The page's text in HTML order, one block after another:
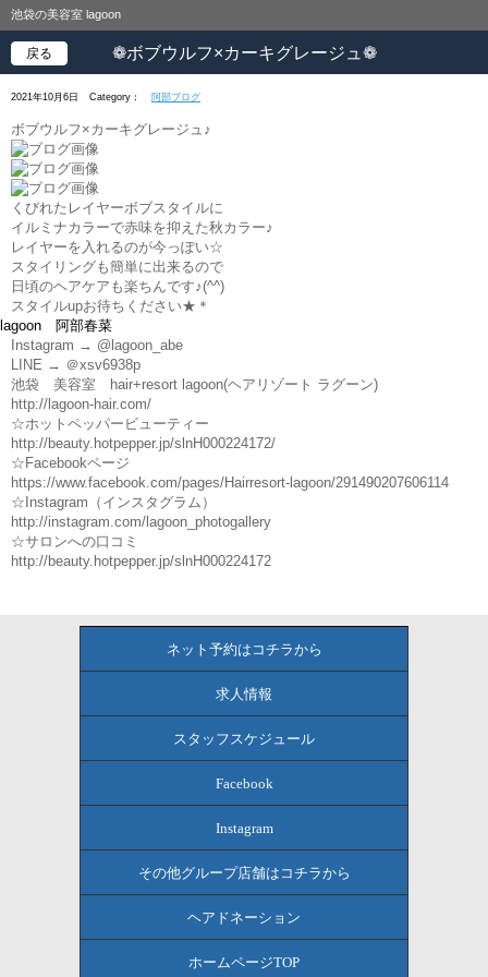
池袋の美容室 lagoon
❁ボブウルフ×カーキグレージュ❁
戻る
2021年10月6日 Category： 阿部ブログ
ボブウルフ×カーキグレージュ♪
くびれたレイヤーボブスタイルに
イルミナカラーで赤味を抑えた秋カラー♪
レイヤーを入れるのが今っぽい☆
スタイリングも簡単に出来るので
日頃のヘアケアも楽ちんです♪(^^)
スタイルupお待ちください★＊
lagoon 阿部春菜
Instagram → @lagoon_abe
LINE → ＠xsv6938p
池袋 美容室 hair+resort lagoon(ヘアリゾート ラグーン)
http://lagoon-hair.com/
☆ホットペッパービューティー
http://beauty.hotpepper.jp/slnH000224172/
☆Facebookページ
https://www.facebook.com/pages/Hairresort-lagoon/291490207606114
☆Instagram（インスタグラム）
http://instagram.com/lagoon_photogallery
☆サロンへの口コミ
http://beauty.hotpepper.jp/slnH000224172
ネット予約はコチラから
求人情報
スタッフスケジュール
Facebook
Instagram
その他グループ店舗はコチラから
ヘアドネーション
ホームページTOP